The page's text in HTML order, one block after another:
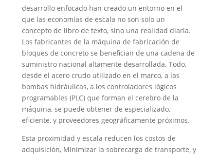
desarrollo enfocado han creado un entorno en el
que las economías de escala no son solo un
concepto de libro de texto, sino una realidad diaria.
Los fabricantes de la máquina de fabricación de
bloques de concreto se benefician de una cadena de
suministro nacional altamente desarrollada. Todo,
desde el acero crudo utilizado en el marco, a las
bombas hidráulicas, a los controladores lógicos
programables (PLC) que forman el cerebro de la
máquina, se puede obtener de especializado,
eficiente, y proveedores geográficamente próximos.
Esta proximidad y escala reducen los costos de
adquisición, Minimizar la sobrecarga de transporte, y